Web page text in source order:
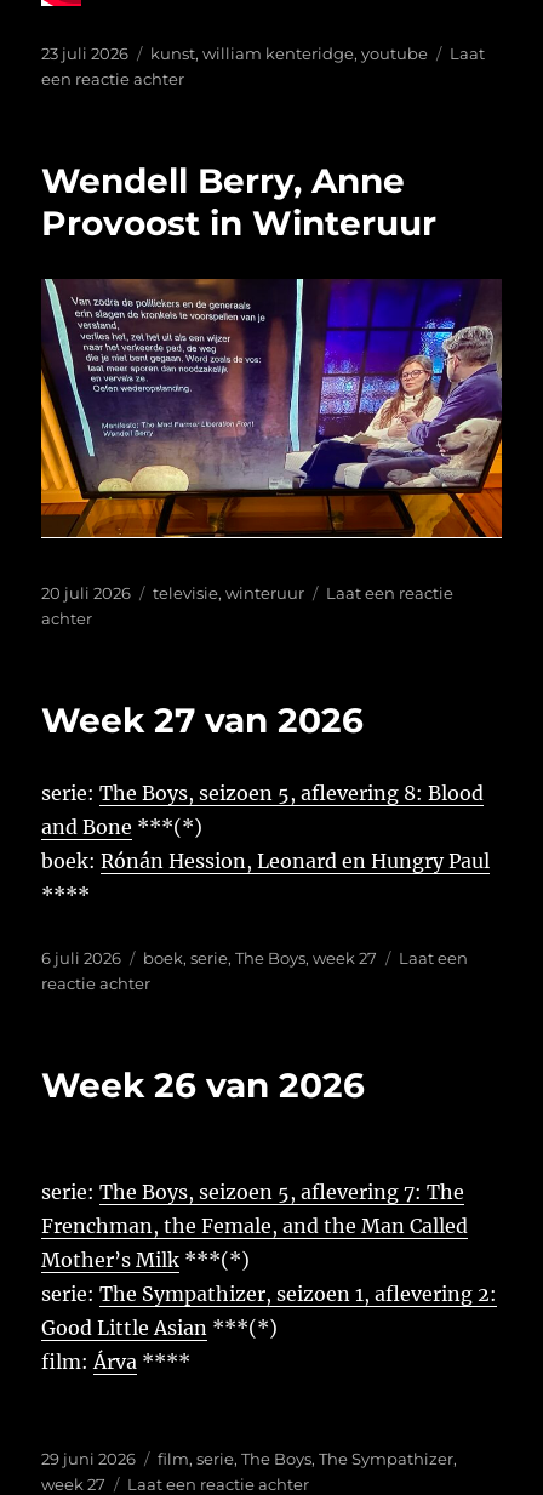
Geplaatst
op
23 juli 2026 Tags
kunst,william kenteridge,youtube
Laat
een reactie achterop
Mannheim
Wendell Berry, Anne
Provoost in Winteruur
Geplaatst
op
20 juli 2026 Tags
televisie,winteruur
Laat een reactie
achterop
Provoost
Week 27 van 2026
serie:The Boys, seizoen 5, aflevering 8: Blood
and Bone ***(*)
boek:Rónán Hession, Leonard en Hungry Paul
****
Geplaatst
op
6 juli 2026 Tags
boek,serie,The Boys,week 27
Laat een
reactie achterop
2026
Week 26 van 2026
serie:The Boys, seizoen 5, aflevering 7: The
Frenchman, the Female, and the Man Called
Mother’s Milk ***(*)
serie:The Sympathizer, seizoen 1, aflevering 2:
Good Little Asian ***(*)
film: Árva ****
Geplaatst
op
29 juni 2026 Tags
film,serie,The Boys,The Sympathizer,
week 27
Laat een reactie achterop